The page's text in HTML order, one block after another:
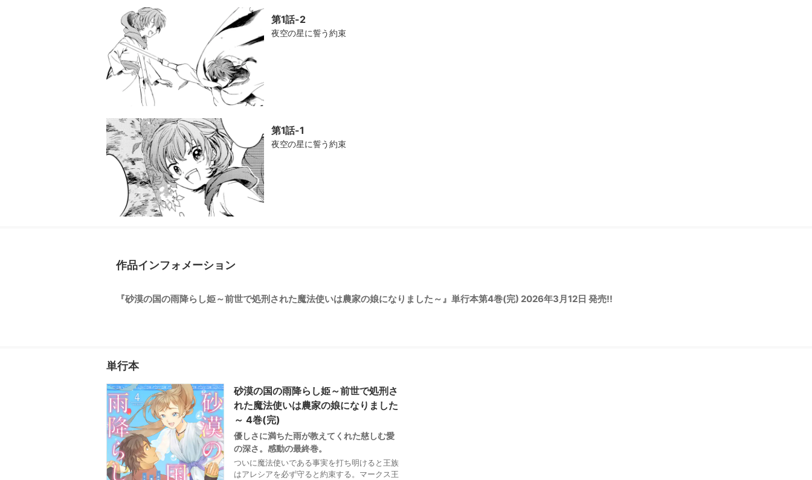
第1話-2
夜空の星に誓う約束
第1話-1
夜空の星に誓う約束
作品インフォメーション
『砂漠の国の雨降らし姫～前世で処刑された魔法使いは農家の娘になりました～』単行本第4巻(完) 2026年3月12日 発売!!
単行本
砂漠の国の雨降らし姫～前世で処刑さ
れた魔法使いは農家の娘になりました
～ 4巻(完)
優しさに満ちた雨が教えてくれた慈しむ愛
の深さ。感動の最終巻。
ついに魔法使いである事実を打ち明けると王族
はアレシアを必ず守ると約束する。マークス王